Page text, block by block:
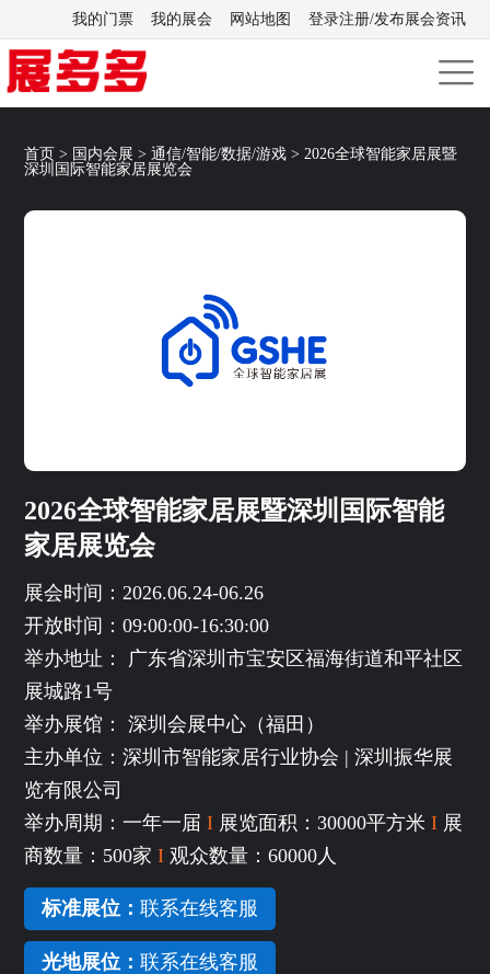
我的门票 我的展会 网站地图 登录注册/发布展会资讯
首页 > 国内会展 >通信/智能/数据/游戏 >2026全球智能家居展暨
深圳国际智能家居展览会
2026全球智能家居展暨深圳国际智能
家居展览会
展会时间：2026.06.24-06.26
开放时间：09:00:00-16:30:00
举办地址： 广东省深圳市宝安区福海街道和平社区
展城路1号
举办展馆： 深圳会展中心（福田）
主办单位：深圳市智能家居行业协会 | 深圳振华展
览有限公司
举办周期：一年一届I 展览面积：30000平方米I 展
商数量：500家I 观众数量：60000人
标准展位：联系在线客服
光地展位：联系在线客服